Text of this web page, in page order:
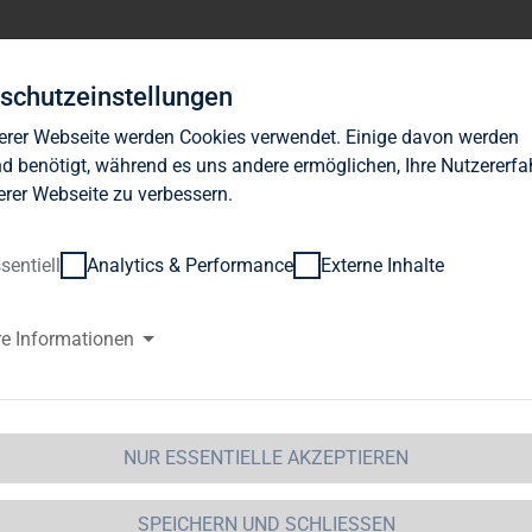
Investor Relations
Immobilien AG: TAG
Platzierung ihrer
und der
von
Webseite werden Cookies verwendet. Einige davon werden
benötigt, während es uns andere ermöglichen, Ihre
Webseite zu verbessern.
Analytics & Performance Externe Inhalte
Informationen
NUR ESSENTIELLE AKZEPTIEREN
SPEICHERN UND SCHLIESSEN